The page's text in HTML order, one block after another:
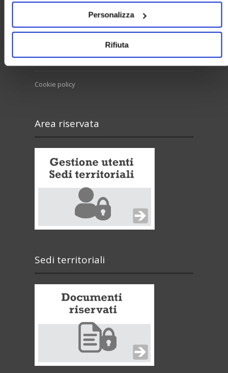
Personalizza
Rifiuta
Cookie policy
Area riservata
Sedi territoriali